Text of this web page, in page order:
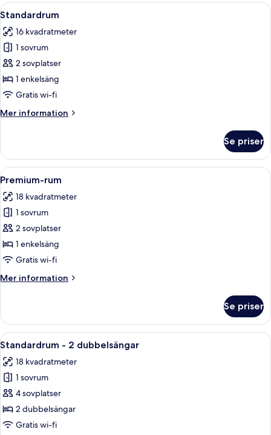
dubbelsäng
icke-
rökare
Öppna
alla
foton
för
Standardrum
Ett modernt hotellrum med en stor
12
Standardrum
16 kvadratmeter
1 sovrum
2 sovplatser
1 enkelsäng
Gratis wi-fi
Mer information
Mer
Se priser
Öppna
alla
foton
för
Premium-
rum
Ett hotellrum med en stor säng, ett
9
Premium-rum
18 kvadratmeter
1 sovrum
2 sovplatser
1 enkelsäng
Gratis wi-fi
Mer information
Mer
rum
Se priser
Öppna
alla
foton
för
Standardrum
-
2
Ett hotellrum med två sängar, ett
8
Standardrum - 2 dubbelsängar
18 kvadratmeter
1 sovrum
4 sovplatser
2 dubbelsängar
Gratis wi-fi